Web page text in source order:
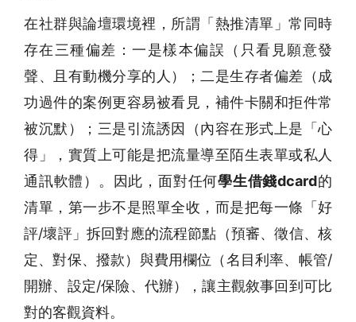
在社群與論壇環境裡，所謂「熱推清單」常同時
存在三種偏差：一是樣本偏誤（只看見願意發
聲、且有動機分享的人）；二是生存者偏差（成
功過件的案例更容易被看見，補件卡關和拒件常
被沉默）；三是引流誘因（內容在形式上是「心
得」，實質上可能是把流量導至陌生表單或私人
通訊軟體）。因此，面對任何學生借錢dcard的
清單，第一步不是照單全收，而是把每一條「好
評/壞評」拆回對應的流程節點（預審、徵信、核
定、對保、撥款）與費用欄位（名目利率、帳管/
開辦、設定/保險、代辦），讓主觀敘事回到可比
對的客觀資料。